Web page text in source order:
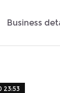
Business
23:53